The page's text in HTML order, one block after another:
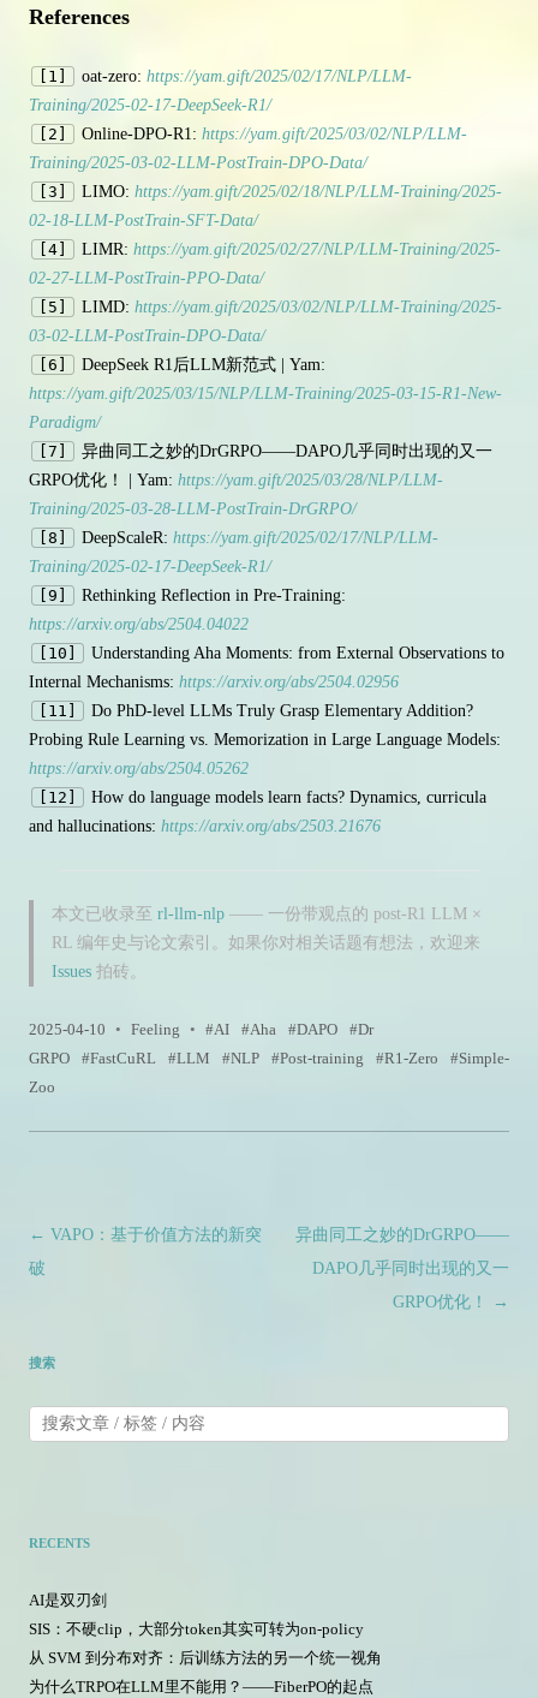
References
[1] oat-zero: https://yam.gift/2025/02/17/NLP/LLM-
Training/2025-02-17-DeepSeek-R1/
[2]
Online-DPO-R1: https://yam.gift/2025/03/02/NLP/LLM-
Training/2025-03-02-LLM-PostTrain-DPO-Data/
[3]
LIMO: https://yam.gift/2025/02/18/NLP/LLM-Training/2025-
02-18-LLM-PostTrain-SFT-Data/
[4]
LIMR: https://yam.gift/2025/02/27/NLP/LLM-Training/2025-
02-27-LLM-PostTrain-PPO-Data/
[5]
LIMD: https://yam.gift/2025/03/02/NLP/LLM-Training/2025-
03-02-LLM-PostTrain-DPO-Data/
[6]
DeepSeek R1后LLM新范式 | Yam:
https://yam.gift/2025/03/15/NLP/LLM-Training/2025-03-15-R1-New-
Paradigm/
[7]
异曲同工之妙的DrGRPO——DAPO几乎同时出现的又一
GRPO优化！ | Yam: https://yam.gift/2025/03/28/NLP/LLM-
Training/2025-03-28-LLM-PostTrain-DrGRPO/
[8]
DeepScaleR: https://yam.gift/2025/02/17/NLP/LLM-
Training/2025-02-17-DeepSeek-R1/
[9]
Rethinking Reflection in Pre-Training:
https://arxiv.org/abs/2504.04022
[10]
Understanding Aha Moments: from External Observations to
Internal Mechanisms: https://arxiv.org/abs/2504.02956
[11]
Do PhD-level LLMs Truly Grasp Elementary Addition?
Probing Rule Learning vs. Memorization in Large Language Models:
https://arxiv.org/abs/2504.05262
[12]
How do language models learn facts? Dynamics, curricula
and hallucinations: https://arxiv.org/abs/2503.21676
本文已收录至 rl-llm-nlp —— 一份带观点的 post-R1 LLM ×
RL 编年史与论文索引。如果你对相关话题有想法，欢迎来
Issues 拍砖。
2025-04-10 • Feeling • AI Aha DAPO
Dr
GRPO
FastCuRL LLM NLP Post-training R1-Zero
Simple-
Zoo
文章导航
← VAPO：基于价值方法的新突
破
异曲同工之妙的DrGRPO——
DAPO几乎同时出现的又一
GRPO优化！
→
搜索
RECENTS
AI是双刃剑
SIS：不硬clip，大部分token其实可转为on-policy
从 SVM 到分布对齐：后训练方法的另一个统一视角
为什么TRPO在LLM里不能用？——FiberPO的起点